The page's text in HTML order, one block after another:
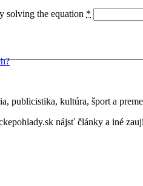
solving the equation *
publicistika, kultúra, šport a
nájsť články a iné